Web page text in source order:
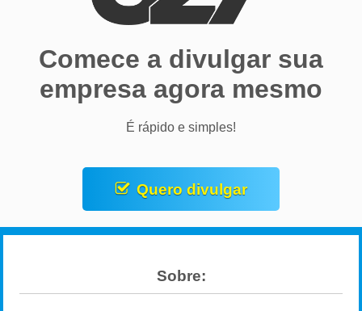
Comece a divulgar sua
empresa agora mesmo
É rápido e simples!
Quero divulgar
Sobre: